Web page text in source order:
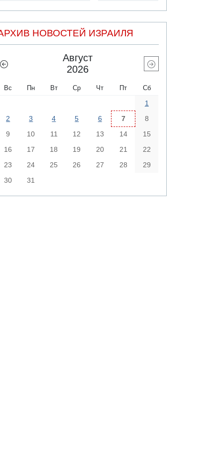
НОВОСТЕЙ ИЗРАИЛЯ
Август
2026
Вс Пн Вт Ср Чт Пт Сб
1
2
3 4 5 6 7
8
9
10 11 12 13 14
15
16
17 18 19 20 21
22
23
24 25 26 27 28
29
30
31